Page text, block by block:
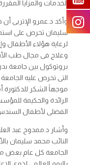
الخدمات والمزايا
وأكد د.عمرو الإتربى
سليمان تحرص على
لرعاية هؤلاء
وعلاج فى مجال طب
بروتوكول بين جامعة
التى تحرص عليه
موجهاً الشكر للدكتورة
الرائدة والحكيمة
الفضلى لأطفال
وأشار د.ممدوح عبد
النائب محمد سليمان
الجامعة كل عام بعض
باليوم العالمى لذوى